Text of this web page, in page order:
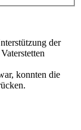
der
konnten die